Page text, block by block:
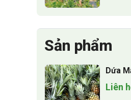
Sản phẩm
Dứa
Liên